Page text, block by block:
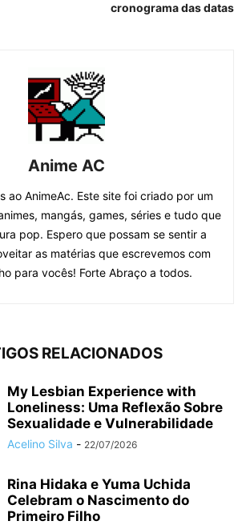
cronograma das datas
Anime AC
ao AnimeAc. Este site foi criado por um
mangás, games, séries e tudo que
pop. Espero que possam se sentir a
as matérias que escrevemos com
para vocês! Forte Abraço a todos.
RELACIONADOS
My Lesbian Experience with
Loneliness: Uma Reflexão Sobre
Sexualidade e Vulnerabilidade
Acelino Silva - 22/07/2026
Rina Hidaka e Yuma Uchida
Celebram o Nascimento do
Primeiro Filho